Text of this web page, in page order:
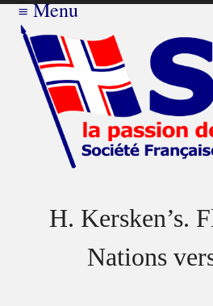
≡Menu
H. Kersken’s.
Nations